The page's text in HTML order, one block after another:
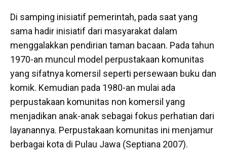
Di samping inisiatif pemerintah, pada saat yang
sama hadir inisiatif dari masyarakat dalam
menggalakkan pendirian taman bacaan. Pada tahun
1970-an muncul model perpustakaan komunitas
yang sifatnya komersil seperti persewaan buku dan
komik. Kemudian pada 1980-an mulai ada
perpustakaan komunitas non komersil yang
menjadikan anak-anak sebagai fokus perhatian dari
layanannya. Perpustakaan komunitas ini menjamur
berbagai kota di Pulau Jawa (Septiana 2007).